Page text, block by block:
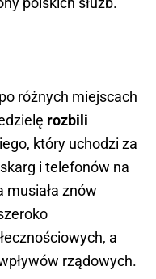
różnych miejscach
rozbili
który uchodzi za
i telefonów na
musiała znów
a
rządowych.